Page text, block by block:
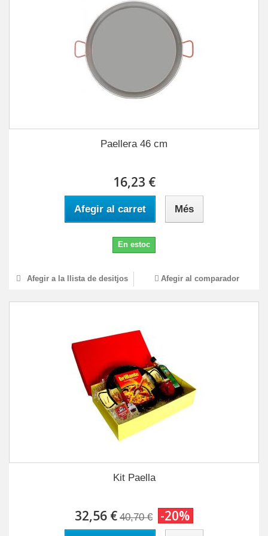
Paellera 46 cm
16,23 €
Afegir al carret Més
En estoc
Afegir a la llista de desitjos Afegir al comparador
Kit Paella
32,56 € 40,70 € -20%